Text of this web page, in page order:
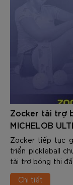
Zocker tài trợ
MICHELOB
Zocker tiếp tục
triển pickleball
tài trợ bóng thi
Tournament
mô lớn và được
Chi tiết